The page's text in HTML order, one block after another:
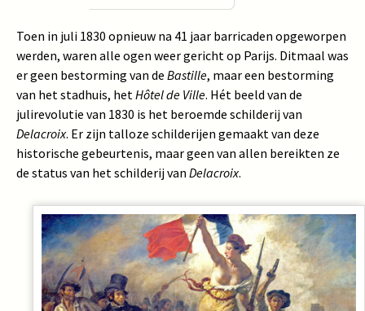
Toen in juli 1830 opnieuw na 41 jaar barricaden opgeworpen
werden, waren alle ogen weer gericht op Parijs. Ditmaal was
er geen bestorming van de Bastille, maar een bestorming
van het stadhuis, het Hôtel de Ville. Hét beeld van de
julirevolutie van 1830 is het beroemde schilderij van
Delacroix. Er zijn talloze schilderijen gemaakt van deze
historische gebeurtenis, maar geen van allen bereikten ze
de status van het schilderij van Delacroix.